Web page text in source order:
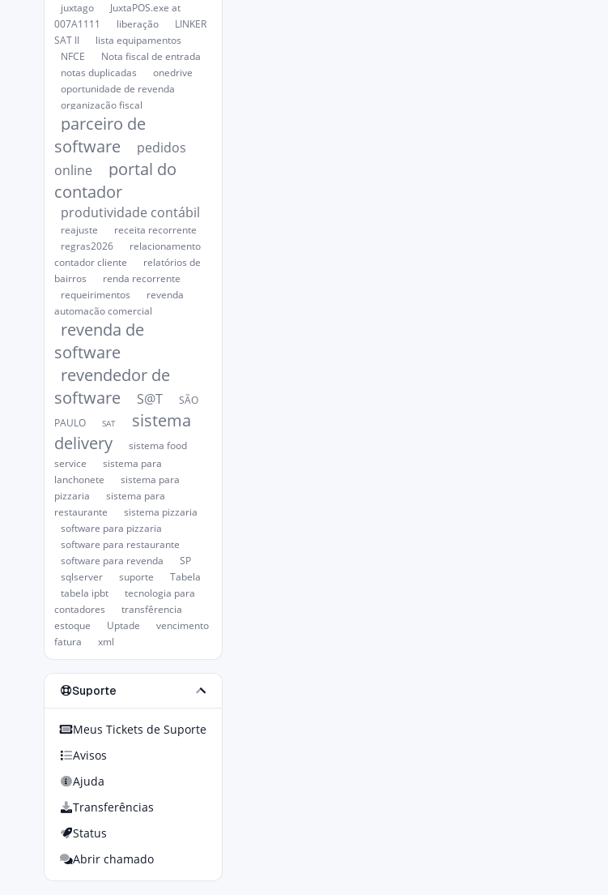
juxtago
JuxtaPOS.exe at
007A1111
liberação
LINKER
SAT II
lista equipamentos
NFCE
Nota fiscal de entrada
notas duplicadas
onedrive
oportunidade de revenda
organização fiscal
parceiro de
software
pedidos
online
portal do
contador
produtividade contábil
reajuste
receita recorrente
regras2026
relacionamento
contador cliente
relatórios de
bairros
renda recorrente
requeirimentos
revenda
automação comercial
revenda de
software
revendedor de
software
S@T
SÃO
PAULO
SAT
sistema
delivery
sistema food
service
sistema para
lanchonete
sistema para
pizzaria
sistema para
restaurante
sistema pizzaria
software para pizzaria
software para restaurante
software para revenda
SP
sqlserver
suporte
Tabela
tabela ipbt
tecnologia para
contadores
transfêrencia
estoque
Uptade
vencimento
fatura
xml
Suporte
Meus Tickets de Suporte
Avisos
Ajuda
Transferências
Status
Abrir chamado